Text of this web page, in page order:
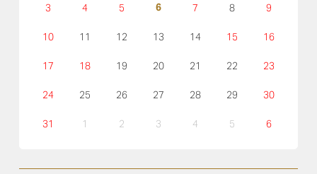
3 4 5 6 7 8 9
10 11 12 13 14 15 16
17 18 19 20 21 22 23
24 25 26 27 28 29 30
31 1 2 3 4 5 6